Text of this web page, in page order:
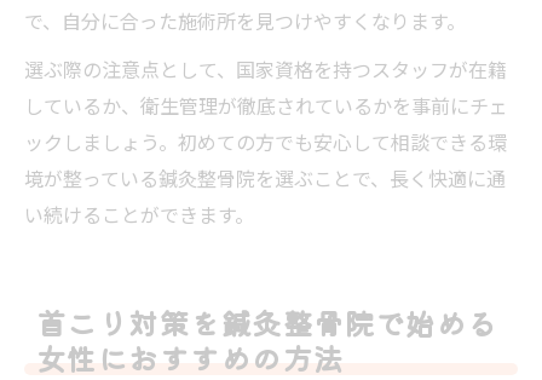
で、自分に合った施術所を見つけやすくなります。
選ぶ際の注意点として、国家資格を持つスタッフが在籍
しているか、衛生管理が徹底されているかを事前にチェ
ックしましょう。初めての方でも安心して相談できる環
境が整っている鍼灸整骨院を選ぶことで、長く快適に通
い続けることができます。
首こり対策を鍼灸整骨院で始める
女性におすすめの方法